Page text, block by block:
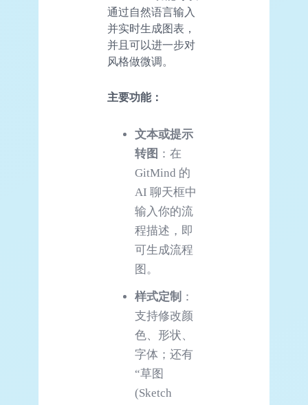
通过自然语言输入
并实时生成图表，
并且可以进一步对
风格做微调。
主要功能：
文本或提示
转图 ：在
GitMind 的
AI 聊天框中
输入你的流
程描述，即
可生成流程
图。
样式定制 ：
支持修改颜
色、形状、
字体；还有
“草图
(Sketch